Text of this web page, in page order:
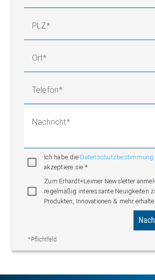
PLZ
Ort
Telefon
Nachricht
Ich habe die Datenschutzbestimmung
akzeptiere sie.*
Zum Erhardt+Leimer Newsletter
regelmäßig interessante Neuigkeiten
Produkten, Innovationen & mehr
*Pflichtfeld